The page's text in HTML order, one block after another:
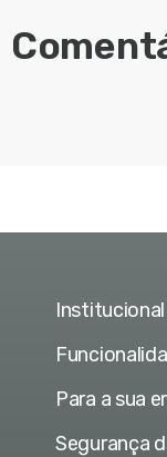
Institucional
Para a sua
Segurança